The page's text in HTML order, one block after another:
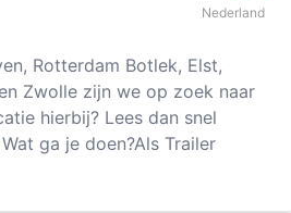
Nederland
Rotterdam Botlek, Elst,
Zwolle zijn we op zoek naar
hierbij? Lees dan snel
ga je doen?Als Trailer